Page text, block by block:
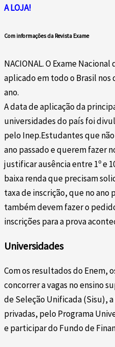
A LOJA!
Com informações da Revista Exame
NACIONAL. O Exame
aplicado em todo o Brasil nos
ano.
A data de aplicação da
universidades do país foi
pelo Inep.Estudantes que
ano passado e querem fazer
justificar ausência entre 1º e
baixa renda que precisam
taxa de inscrição, que no ano
também devem fazer o
inscrições para a prova
Universidades
Com os resultados do Enem,
concorrer a vagas no ensino
de Seleção Unificada (Sisu),
privadas, pelo Programa
e participar do Fundo de